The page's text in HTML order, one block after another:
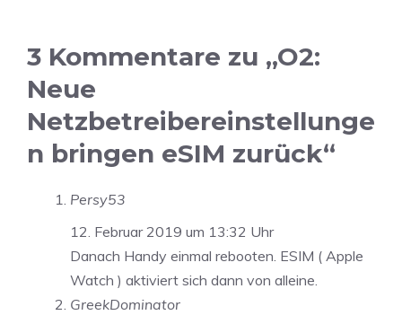
3 Kommentare zu „O2:
Neue
Netzbetreibereinstellunge
n bringen eSIM zurück“
Persy53
12. Februar 2019 um 13:32 Uhr
Danach Handy einmal rebooten. ESIM ( Apple
Watch ) aktiviert sich dann von alleine.
GreekDominator